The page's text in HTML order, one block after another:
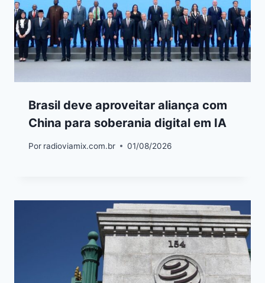
Brasil deve aproveitar aliança com
China para soberania digital em IA
Por radioviamix.com.br 01/08/2026